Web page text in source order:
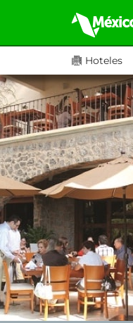
Hoteles